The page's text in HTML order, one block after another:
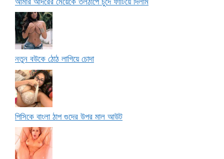
নতুন বউকে ঠোঠ লাগিয়ে চোদা
পিসিকে বাংলা ঠাপ গুদের উপর মাল আউট